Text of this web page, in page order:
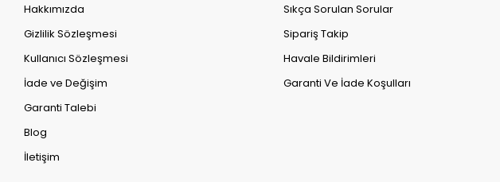
Hakkımızda
Gizlilik Sözleşmesi
Kullanıcı Sözleşmesi
İade ve Değişim
Garanti Talebi
Blog
İletişim
Sıkça Sorulan Sorular
Sipariş Takip
Havale Bildirimleri
Garanti Ve İade Koşulları